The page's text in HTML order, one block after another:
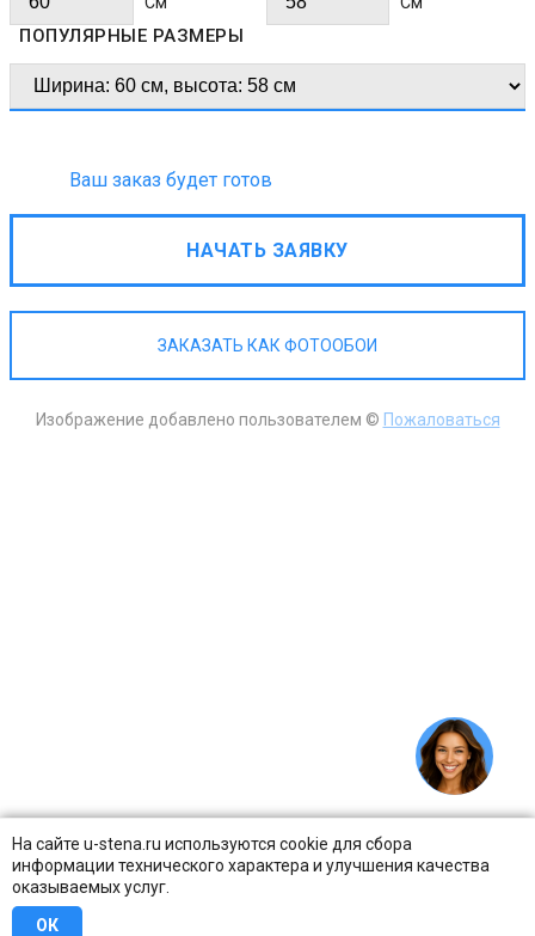
На сайте u-stena.ru используются cookie для сбора
информации технического характера и улучшения качества
оказываемых услуг.
ОК
ПОПУЛЯРНЫЕ РАЗМЕРЫ
Ваш заказ будет готов
НАЧАТЬ ЗАЯВКУ
ЗАКАЗАТЬ КАК ФОТООБОИ
Изображение добавлено пользователем © Пожаловаться